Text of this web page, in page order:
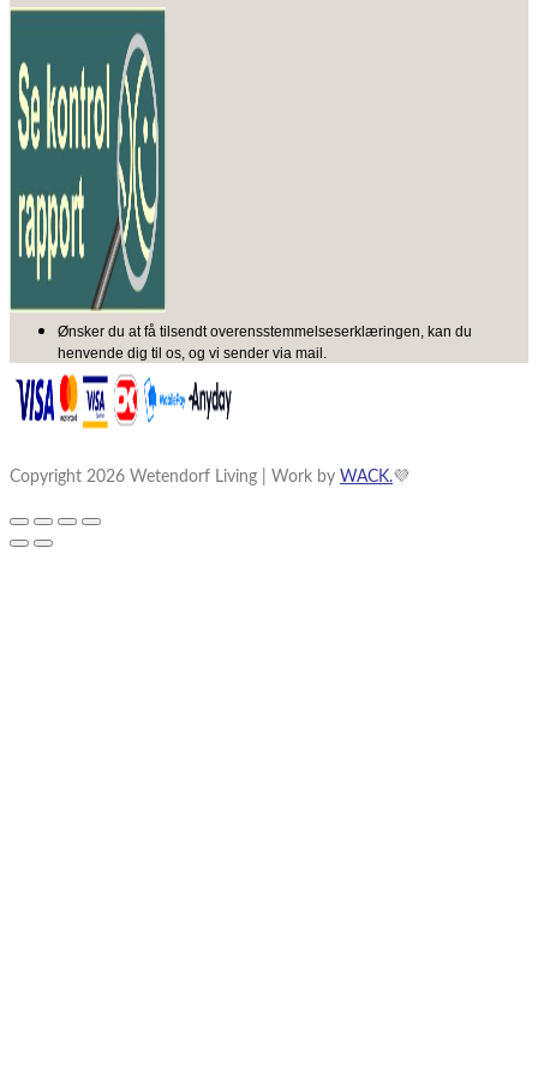
Ønsker du at få tilsendt overensstemmelseserklæringen, kan du
henvende dig til os, og vi sender via mail.
Copyright 2026 Wetendorf Living | Work by WACK.💜